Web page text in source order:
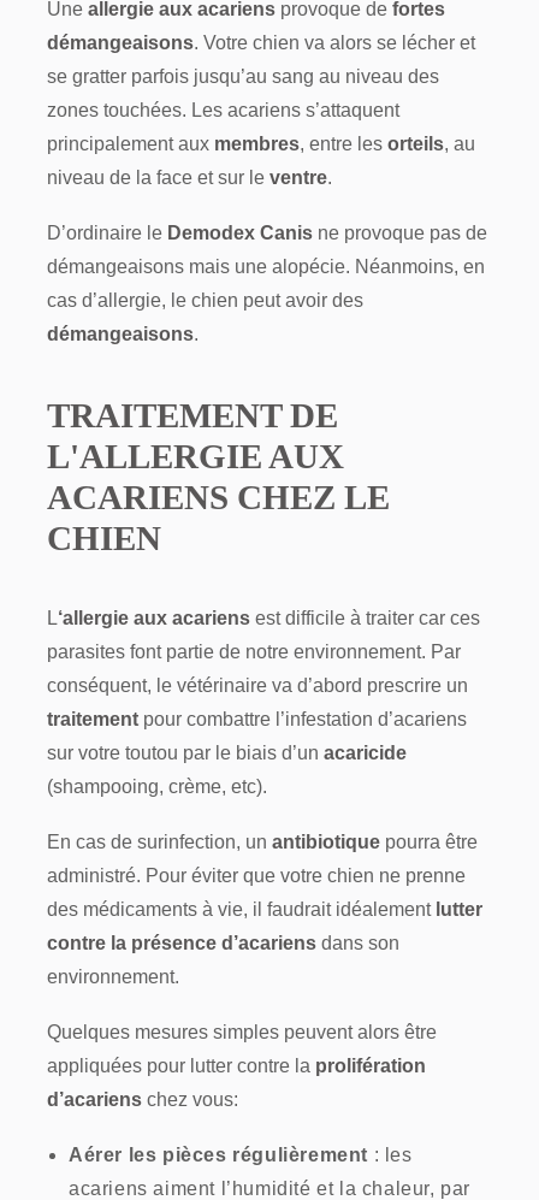
Une allergie aux acariens provoque de fortes
démangeaisons. Votre chien va alors se lécher et
se gratter parfois jusqu’au sang au niveau des
zones touchées. Les acariens s’attaquent
principalement aux membres, entre les orteils, au
niveau de la face et sur le ventre.
D’ordinaire le Demodex Canis ne provoque pas de
démangeaisons mais une alopécie. Néanmoins, en
cas d’allergie, le chien peut avoir des
démangeaisons.
TRAITEMENT DE
L'ALLERGIE AUX
ACARIENS CHEZ LE
CHIEN
L‘allergie aux acariens est difficile à traiter car ces
parasites font partie de notre environnement. Par
conséquent, le vétérinaire va d’abord prescrire un
traitement pour combattre l’infestation d’acariens
sur votre toutou par le biais d’un acaricide
(shampooing, crème, etc).
En cas de surinfection, un antibiotique pourra être
administré. Pour éviter que votre chien ne prenne
des médicaments à vie, il faudrait idéalement lutter
contre la présence d’acariens dans son
environnement.
Quelques mesures simples peuvent alors être
appliquées pour lutter contre la prolifération
d’acariens chez vous:
Aérer les pièces régulièrement : les
acariens aiment l’humidité et la chaleur, par